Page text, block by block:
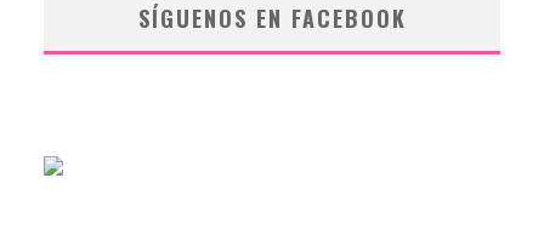
SÍGUENOS EN FACEBOOK